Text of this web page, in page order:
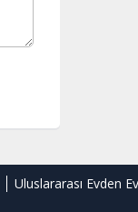
Uluslararası Evden